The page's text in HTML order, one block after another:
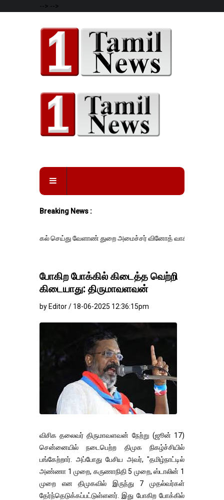
--> -->
Breaking News :
செய்து வேளாண் துறை அமைச்சர் வினோத் வாசித்து வருகிறார். �.
போகிற போக்கில் கிடைத்த வெற்றி
கிடையாது: திருமாவளவன்
by Editor / 18-06-2025 12:36:15pm
விசிக தலைவர் திருமாவளவன் நேற்று (ஜூன் 17)
சென்னையில் நடைபெற்ற திமுக நிகழ்ச்சியில்
பங்கேற்றார். அப்போது பேசிய அவர், "தமிழ்நாட்டில்
அண்ணா 1 முறை, கருணாநிதி 5 முறை, ஸ்டாலின் 1
முறை என திமுகவில் இருந்து 7 முதல்வர்கள்
தேர்ந்தெடுக்கப்பட்டுள்ளனர். இது போகிற போக்கில்